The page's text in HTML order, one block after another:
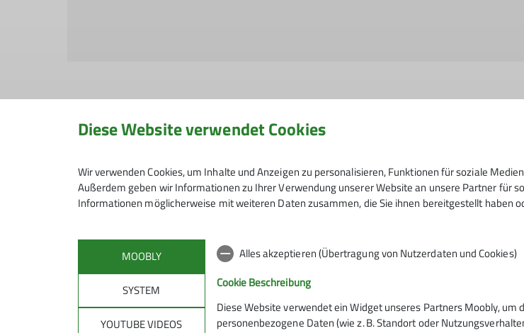
Hiermit erkläre ich mich einverstanden, dass meine in das Kontaktformular
Kontaktaufnahme verarbeitet und genutzt werden. Mir ist bekannt, dass ich
Mit (*) markierte Felder sind Pflichtfelder
Diese Website verwendet Cookies
Wir verwenden Cookies, um Inhalte und Anzeigen zu personalisieren, Funktionen für soziale
Außerdem geben wir Informationen zu Ihrer Verwendung unserer Website an unsere Partner für
Informationen möglicherweise mit weiteren Daten zusammen, die Sie ihnen bereitgestellt haben
MOOBLY
SYSTEM
YOUTUBE VIDEOS
Alles akzeptieren (Übertragung von Nutzerdaten und Cookies)
Cookie Beschreibung
Diese Website verwendet ein Widget unseres Partners Moobly,
personenbezogene Daten (wie z. B. Standort oder